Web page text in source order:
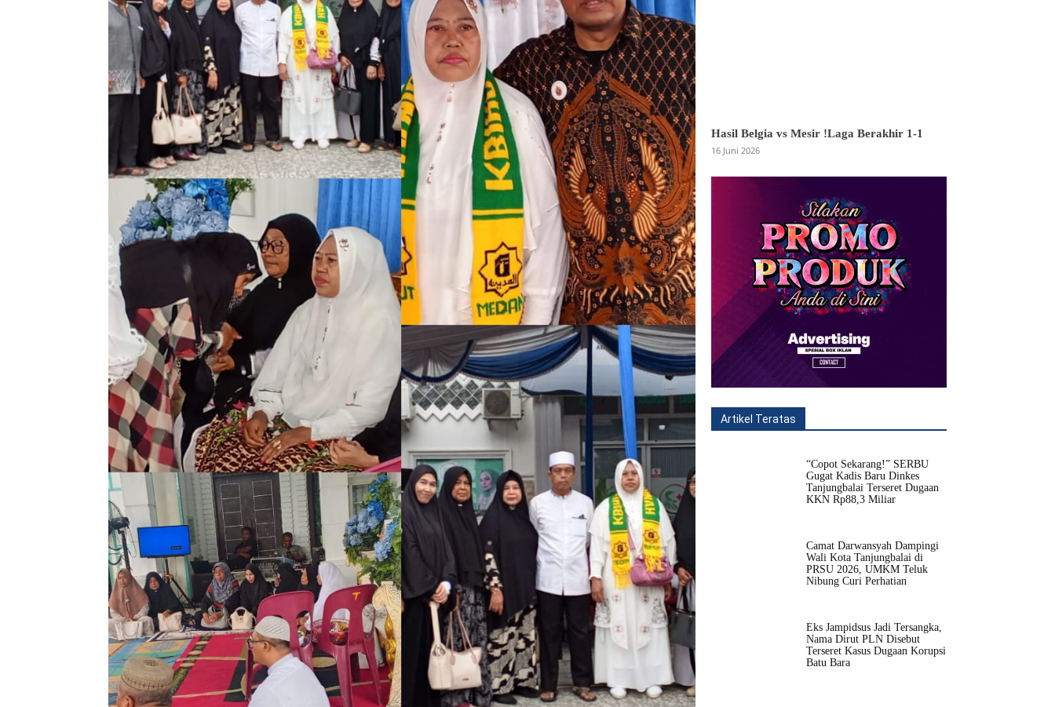
Hasil Belgia vs Mesir !Laga Berakhir 1-1
16 Juni 2026
Artikel Teratas
All Fitur
“Copot Sekarang!” SERBU
Gugat Kadis Baru Dinkes
Tanjungbalai Terseret Dugaan
KKN Rp88,3 Miliar
Camat Darwansyah Dampingi
Wali Kota Tanjungbalai di
PRSU 2026, UMKM Teluk
Nibung Curi Perhatian
Eks Jampidsus Jadi Tersangka,
Nama Dirut PLN Disebut
Terseret Kasus Dugaan Korupsi
Batu Bara